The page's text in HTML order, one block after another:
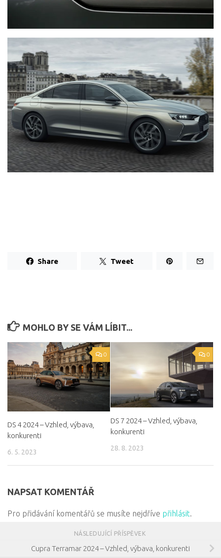
Share Tweet
MOHLO BY SE VÁM LÍBIT...
0
DS 4 2024 – Vzhled, výbava,
konkurenti
6. 5. 2023
0
DS 7 2024 – Vzhled, výbava,
konkurenti
28. 8. 2023
NAPSAT KOMENTÁŘ
Pro přidávání komentářů se musíte nejdříve přihlásit.
NÁSLEDUJÍCÍ PŘÍSPĚVEK
Cupra Terramar 2024 – Vzhled, výbava, konkurenti